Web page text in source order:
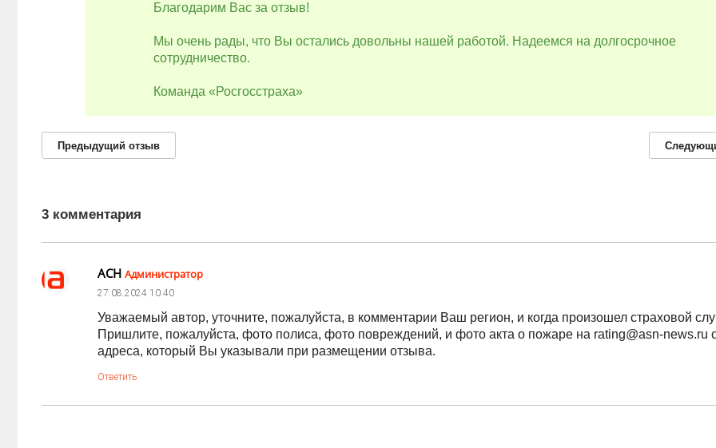
Благодарим Вас за отзыв!
Мы очень рады, что Вы остались довольны нашей работой. Надеемся на долгосрочное
сотрудничество.
Команда «Росгосстраха»
Предыдущий отзыв
3 комментария
АСН Администратор
27.08.2024 10:40
Уважаемый автор, уточните, пожалуйста, в комментарии Ваш регион, и когда произошел страховой
Пришлите, пожалуйста, фото полиса, фото повреждений, и фото акта о пожаре на rating@asn-news.ru
адреса, который Вы указывали при размещении отзыва.
Ответить